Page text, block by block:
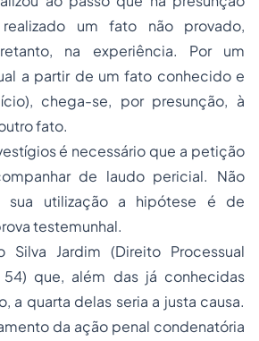
um fato não provado,
na experiência. Por um
a partir de um fato conhecido e
chega-se, por presunção, à
fato.
é necessário que a petição
de laudo pericial. Não
sua utilização a hipótese é de
testemunhal.
Silva Jardim (Direito Processual
54) que, além das já conhecidas
a quarta delas seria a justa causa.
da ação penal condenatória